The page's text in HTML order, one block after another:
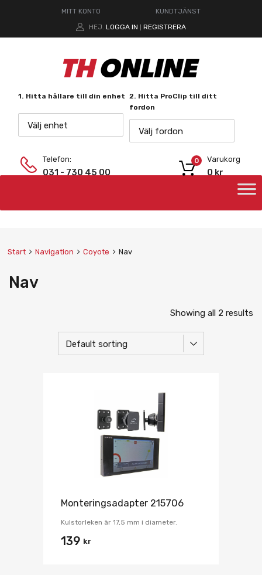
MITT KONTO
KUNDTJÄNST
HEJ. LOGGA IN REGISTRERA
1. Hitta hållare till din enhet
Välj enhet
2. Hitta ProClip till ditt
fordon
Välj fordon
Telefon:
031 - 730 45 00
Varukorg
0 kr
0
Start Navigation Coyote Nav
Nav
Showing all 2 results
Monteringsadapter 215706
Kulstorleken är 17,5 mm i diameter.
139 kr